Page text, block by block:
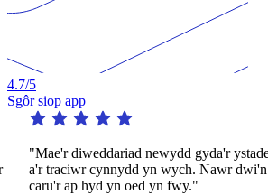
4.7/5
Sgôr siop app
"Mae'r diweddariad newydd gyda'r ystadegau
a'r traciwr cynnydd yn wych. Nawr dwi'n
caru'r ap hyd yn oed yn fwy."